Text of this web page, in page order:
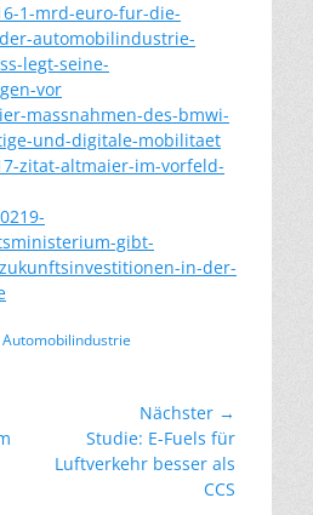
1-mrd-euro-fur-die-
automobilindustrie-
legt-seine-
vor
massnahmen-des-bmwi-
und-digitale-mobilitaet
zitat-altmaier-im-vorfeld-
gibt-
in-der-
Automobilindustrie
Nächster →
Nächster
Beitrag:
Studie: E-Fuels für
Luftverkehr besser als
CCS